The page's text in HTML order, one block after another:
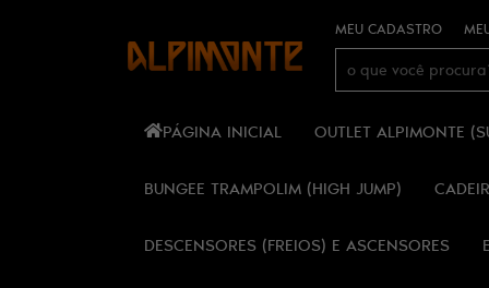
MEU CADASTRO
PÁGINA INICIAL OUTLET ALPIMONTE
BUNGEE TRAMPOLIM (HIGH JUMP)
DESCENSORES (FREIOS) E ASCENSORES